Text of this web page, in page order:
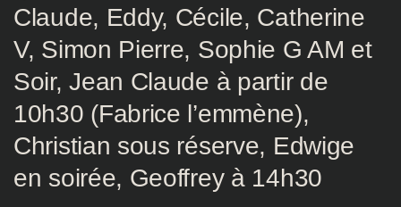
Claude, Eddy, Cécile, Catherine
V, Simon Pierre, Sophie G AM et
Soir, Jean Claude à partir de
10h30 (Fabrice l’emmène),
Christian sous réserve, Edwige
en soirée, Geoffrey à 14h30